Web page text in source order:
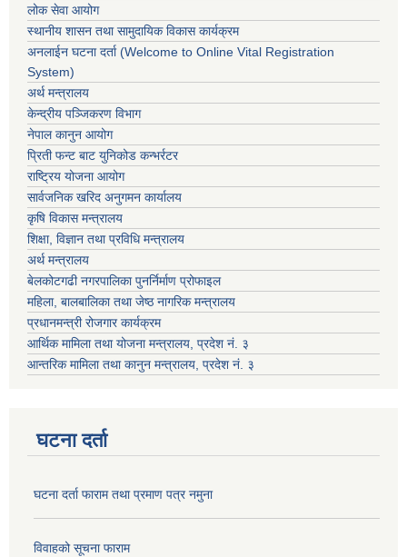
लोक सेवा आयोग
स्थानीय शासन तथा सामुदायिक विकास कार्यक्रम
अनलाईन घटना दर्ता (Welcome to Online Vital Registration
System)
अर्थ मन्त्रालय
केन्द्रीय पञ्जिकरण विभाग
नेपाल कानुन आयोग
प्रिती फन्ट बाट युनिकोड कन्भर्रटर
राष्ट्रिय योजना आयोग
सार्वजनिक खरिद अनुगमन कार्यालय
कृषि विकास मन्त्रालय
शिक्षा, विज्ञान तथा प्रविधि मन्त्रालय
अर्थ मन्त्रालय
बेलकोटगढी नगरपालिका पुनर्निर्माण प्रोफाइल
महिला, बालबालिका तथा जेष्ठ नागरिक मन्त्रालय
प्रधानमन्त्री रोजगार कार्यक्रम
आर्थिक मामिला तथा योजना मन्त्रालय, प्रदेश नं. ३
आन्तरिक मामिला तथा कानुन मन्त्रालय, प्रदेश नं. ३
घटना दर्ता
घटना दर्ता फाराम तथा प्रमाण पत्र नमुना
विवाहको सूचना फाराम